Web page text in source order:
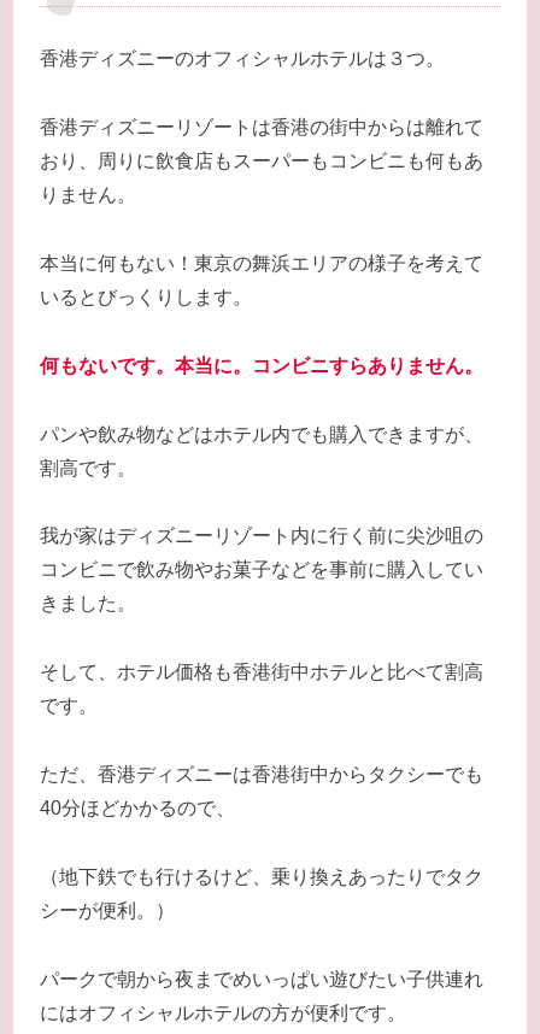
香港ディズニーのオフィシャルホテルは３つ。
香港ディズニーリゾートは香港の街中からは離れて
おり、周りに飲食店もスーパーもコンビニも何もあ
りません。
本当に何もない！東京の舞浜エリアの様子を考えて
いるとびっくりします。
何もないです。本当に。コンビニすらありません。
パンや飲み物などはホテル内でも購入できますが、
割高です。
我が家はディズニーリゾート内に行く前に尖沙咀の
コンビニで飲み物やお菓子などを事前に購入してい
きました。
そして、ホテル価格も香港街中ホテルと比べて割高
です。
ただ、香港ディズニーは香港街中からタクシーでも
40分ほどかかるので、
（地下鉄でも行けるけど、乗り換えあったりでタク
シーが便利。）
パークで朝から夜までめいっぱい遊びたい子供連れ
にはオフィシャルホテルの方が便利です。